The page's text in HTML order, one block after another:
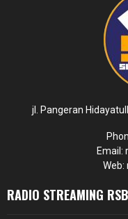
jl. Pangeran
Email:
Web:
RADIO STREAMING RSB